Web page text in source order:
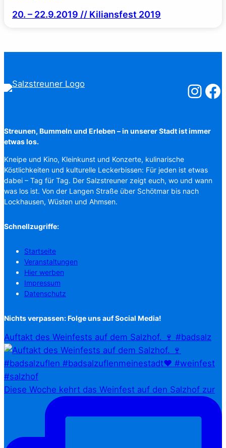
20. – 22.9.2019 // Kiliansfest 2019
Streunen, Bummeln und Erleben – in unserer Stadt ist immer
etwas los.
Kneipe und Kino, Kleinkunst und Konzerte, kulinarische
Köstlichkeiten und kulturelle Leckerbissen: Für jeden ist etwas
dabei – Tag für Tag. Der Salzstreuner zeigt euch, wo und wann
was los ist. Von der Langen Straße über Schötmar bis nach
Lockhausen, Wüsten und Ahmsen.
Schnellzugriffe:
Startseite
Veranstaltungen
Hier werben
Impressum
Datenschutz
Nichts verpassen: Folge uns auf Social Media!
Auftakt des Weinfests auf dem Salzhof. 🍷 #badsalz
Diese Woche kehrt das Weinfest auf den Salzhof zur